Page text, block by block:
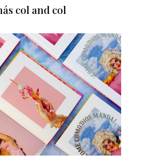
col and col